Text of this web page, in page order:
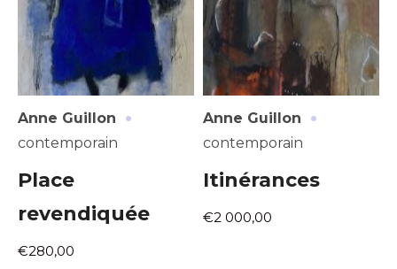
J'accepte les termes et conditions
* Champ obligatoire
Anne Guillon ·
contemporain
Place
revendiquée
€280,00
Anne Guillon ·
contemporain
Itinérances
€2 000,00